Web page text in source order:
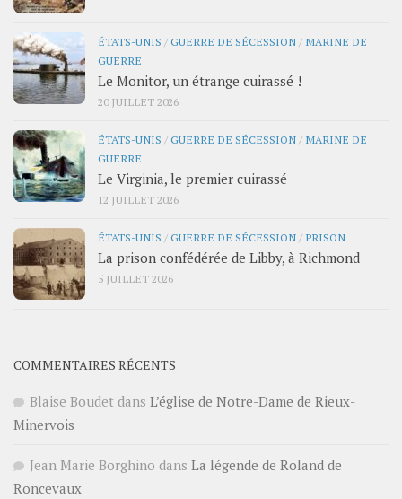
ÉTATS-UNIS /GUERRE DE SÉCESSION / MARINE DE
GUERRE
Le Monitor, un étrange cuirassé !
20 JUILLET 2026
ÉTATS-UNIS /GUERRE DE SÉCESSION / MARINE DE
GUERRE
Le Virginia, le premier cuirassé
12 JUILLET 2026
ÉTATS-UNIS /GUERRE DE SÉCESSION / PRISON
La prison confédérée de Libby, à Richmond
5 JUILLET 2026
COMMENTAIRES RÉCENTS
Blaise Boudet dans L’église de Notre-Dame de Rieux-
Minervois
Jean Marie Borghino dans La légende de Roland de
Roncevaux